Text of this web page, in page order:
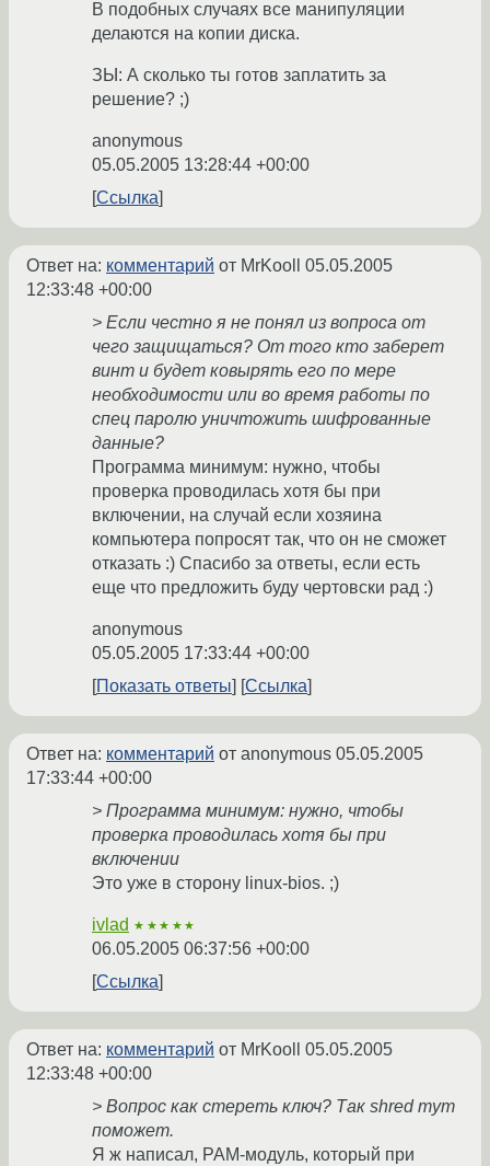
В подобных случаях все манипуляции
делаются на копии диска.
ЗЫ: А сколько ты готов заплатить за
решение? ;)
anonymous
05.05.2005 13:28:44 +00:00
Ссылка
Ответ на: комментарий от MrKooll 05.05.2005
12:33:48 +00:00
> Если честно я не понял из вопроса от
чего защищаться? От того кто заберет
винт и будет ковырять его по мере
необходимости или во время работы по
спец паролю уничтожить шифрованные
данные?
Программа минимум: нужно, чтобы
проверка проводилась хотя бы при
включении, на случай если хозяина
компьютера попросят так, что он не сможет
отказать :) Спасибо за ответы, если есть
еще что предложить буду чертовски рад :)
anonymous
05.05.2005 17:33:44 +00:00
Показать ответы
Ссылка
Ответ на: комментарий от anonymous 05.05.2005
17:33:44 +00:00
> Программа минимум: нужно, чтобы
проверка проводилась хотя бы при
включении
Это уже в сторону linux-bios. ;)
ivlad ★★★★★
06.05.2005 06:37:56 +00:00
Ссылка
Ответ на: комментарий от MrKooll 05.05.2005
12:33:48 +00:00
> Вопрос как стереть ключ? Так shred тут
поможет.
Я ж написал, PAM-модуль, который при